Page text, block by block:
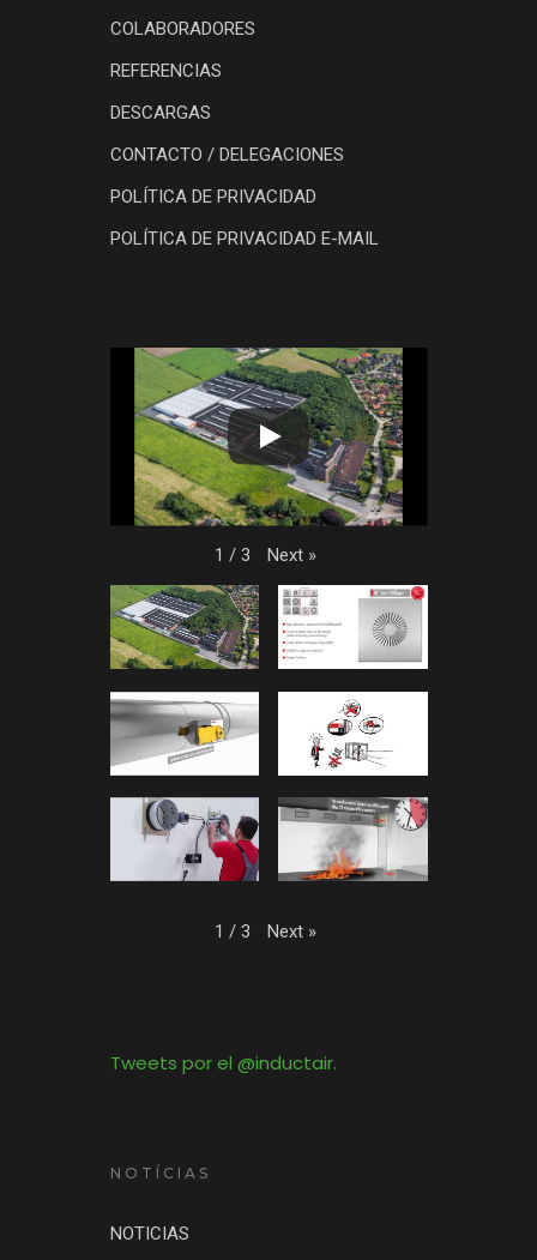
COLABORADORES
REFERENCIAS
DESCARGAS
CONTACTO / DELEGACIONES
POLÍTICA DE PRIVACIDAD
POLÍTICA DE PRIVACIDAD E-MAIL
1 / 3 Next »
1 / 3 Next »
Tweets por el @inductair.
NOTÍCIAS
NOTICIAS